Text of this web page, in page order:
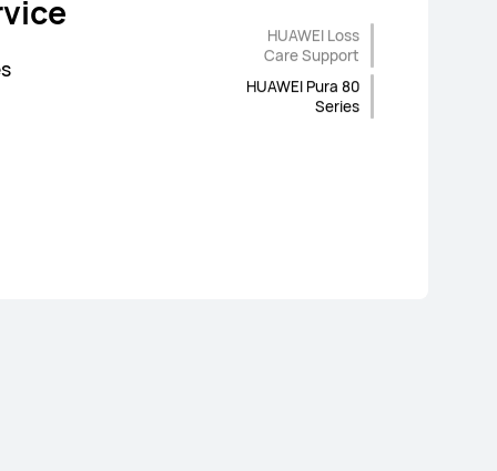
поръчка
HUAWEI Loss
Care Support
HUAWEI Pura 80
Series